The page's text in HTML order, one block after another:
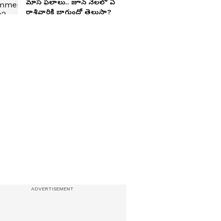
మాస ఫలాలు.. జూన్ నెలలో ఏ
రాశివారికి బాగుందో తెలుసా?